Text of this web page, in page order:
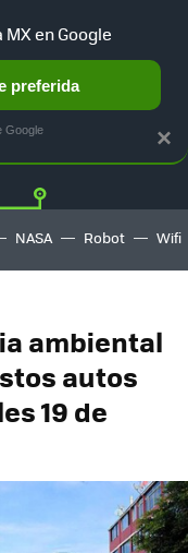
Twitter
NASA Robot Wifi
ambiental
autos
19 de
×
en Google
preferida
Google